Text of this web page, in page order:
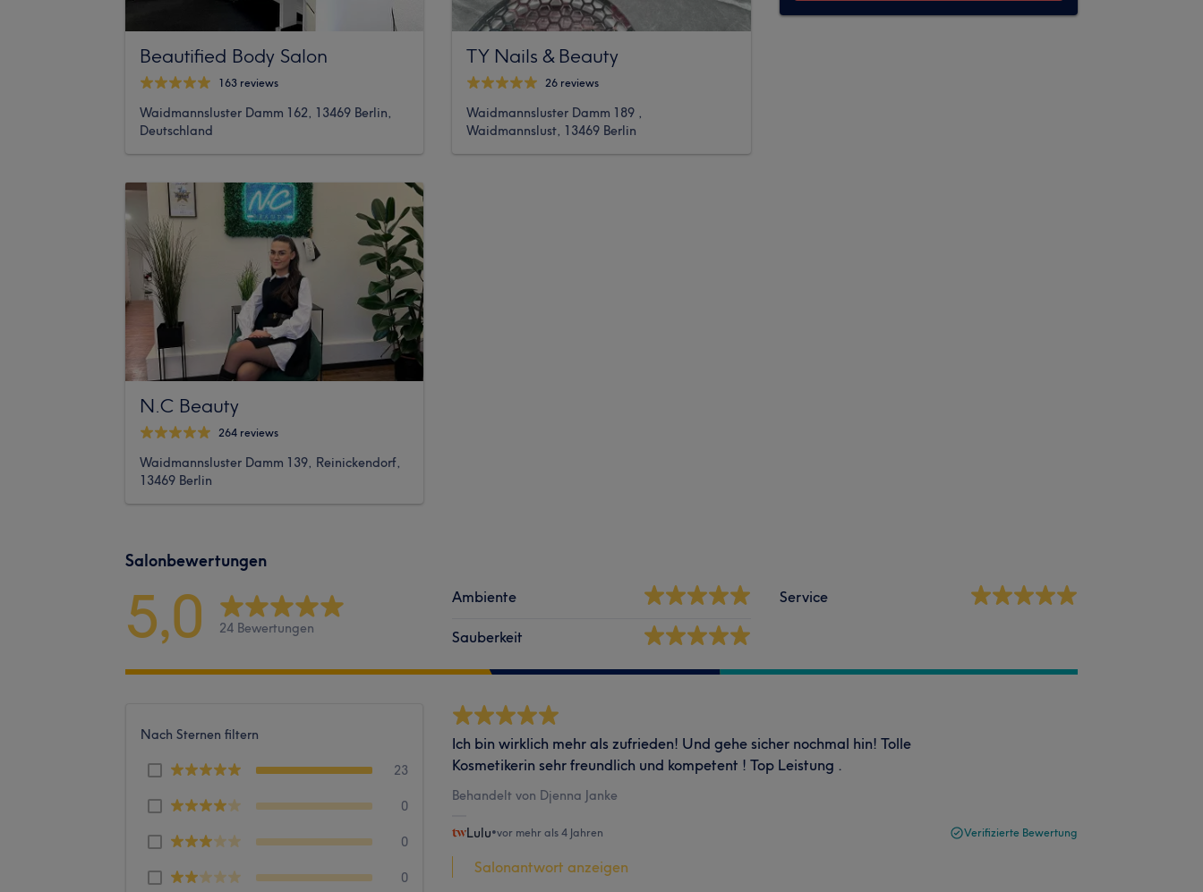
Beautified Body Salon
163 reviews
Waidmannsluster Damm 162, 13469 Berlin,
Deutschland
N.C Beauty
264 reviews
Waidmannsluster Damm 139, Reinickendorf,
13469 Berlin
TY Nails & Beauty
26 reviews
Waidmannsluster Damm 189 ,
Waidmannslust, 13469 Berlin
Salonbewertungen
5,0 24 Bewertungen
Ambiente
Sauberkeit
Service
Nach Sternen filtern
23
0
0
0
Ich bin wirklich mehr als zufrieden! Und gehe sicher nochmal hin! Tolle
Kosmetikerin sehr freundlich und kompetent ! Top Leistung .
Behandelt von Djenna Janke
Lulu•vor mehr als 4 Jahren Verifizierte Bewertung
Salonantwort anzeigen